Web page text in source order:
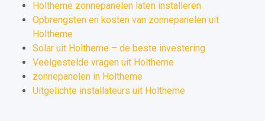
Holtheme zonnepanelen laten installeren
Opbrengsten en kosten van zonnepanelen uit
Holtheme
Solar uit Holtheme – de beste investering
Veelgestelde vragen uit Holtheme
zonnepanelen in Holtheme
Uitgelichte installateurs uit Holtheme